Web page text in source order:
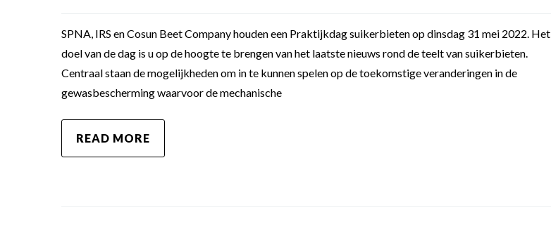
SPNA, IRS en Cosun Beet Company houden een Praktijkdag suikerbieten op dinsdag 31 mei 2022. Het
doel van de dag is u op de hoogte te brengen van het laatste nieuws rond de teelt van suikerbieten.
Centraal staan de mogelijkheden om in te kunnen spelen op de toekomstige veranderingen in de
gewasbescherming waarvoor de mechanische
READ MORE